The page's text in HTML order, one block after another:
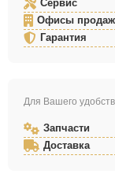
Сервис
Офисы продаж
Гарантия
Для Вашего
Запчасти
Доставка